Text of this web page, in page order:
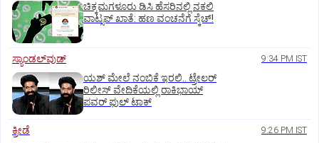
ಚಿಕ್ಕಮಗಳೂರು ಡಿಸಿ ಹೆಸರಿನಲ್ಲಿ ನಕಲಿ
ವಾಟ್ಸಪ್ ಖಾತೆ: ಹಣ ವಂಚನೆಗೆ ಸ್ಕೆಚ್!
ಸ್ಯಾಂಡಲ್‌ವುಡ್‌ 9:34 PM IST
ಯಶ್‌ ಮೇಲೆ ನಂಬಿಕೆ ಇರಲಿ.. ಟ್ರೇಲರ್‌
ರಿಲೀಸ್‌ ವೇದಿಕೆಯಲ್ಲಿ ರಾಕಿಭಾಯ್‌
ಪವರ್‌ ಫುಲ್‌ ಟಾಕ್
ಕ್ರೀಡೆ 9:26 PM IST